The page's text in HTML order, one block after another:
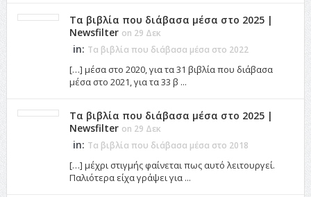
Τα βιβλία που διάβασα μέσα στο 2025 |
Newsfilter on 29 Δεκ
in: Τα βιβλία που διάβασα μέσα στο 2022
[…] μέσα στο 2020, για τα 31 βιβλία που διάβασα
μέσα στο 2021, για τα 33 β ...
Τα βιβλία που διάβασα μέσα στο 2025 |
Newsfilter on 29 Δεκ
in: Τα βιβλία που διάβασα μέσα στο 2018
[…] μέχρι στιγμής φαίνεται πως αυτό λειτουργεί.
Παλιότερα είχα γράψει για ...